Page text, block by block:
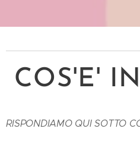
COS'E'
RISPONDIAMO QUI SOTTO